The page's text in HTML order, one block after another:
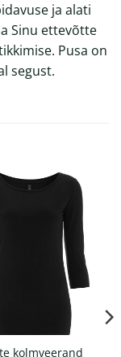
ja alati
Sinu ettevõtte
Pusa on
segust.
kolmveerand